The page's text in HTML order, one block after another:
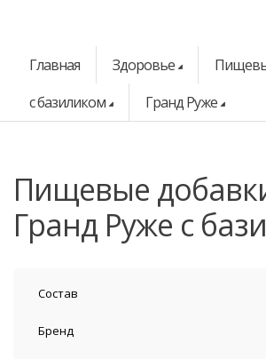
Главная Здоровье
с базиликом
Гранд Руже
Пищевые добавки (БАД)
Гранд Руже с
Состав
Бренд